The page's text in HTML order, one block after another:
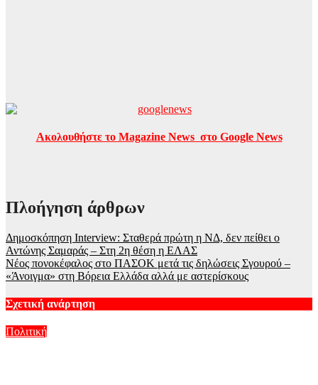
Ακολουθήστε το Magazine News στο Google News
Πλοήγηση άρθρων
Δημοσκόπηση Interview: Σταθερά πρώτη η ΝΔ, δεν πείθει ο
Αντώνης Σαμαράς – Στη 2η θέση η ΕΛΑΣ
Νέος πονοκέφαλος στο ΠΑΣΟΚ μετά τις δηλώσεις Σγουρού –
«Άνοιγμα» στη Βόρεια Ελλάδα αλλά με αστερίσκους
Σχετική ανάρτηση
Πολιτική